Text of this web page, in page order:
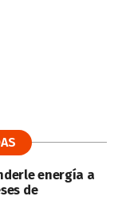
energía a
de